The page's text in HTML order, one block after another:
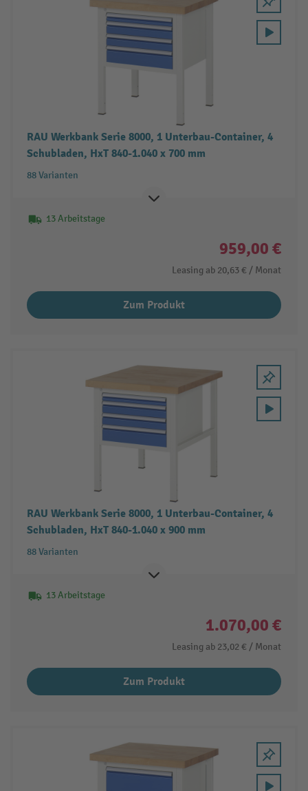
RAU Werkbank Serie 8000, 1 Unterbau-Container, 4
Schubladen, HxT 840-1.040 x 700 mm
88 Varianten
13 Arbeitstage
959,00 €
Leasing ab 20,63 € / Monat
Zum Produkt
RAU Werkbank Serie 8000, 1 Unterbau-Container, 4
Schubladen, HxT 840-1.040 x 900 mm
88 Varianten
13 Arbeitstage
1.070,00 €
Leasing ab 23,02 € / Monat
Zum Produkt